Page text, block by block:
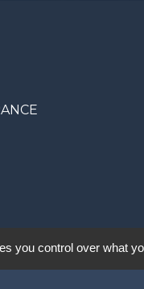
you control over what